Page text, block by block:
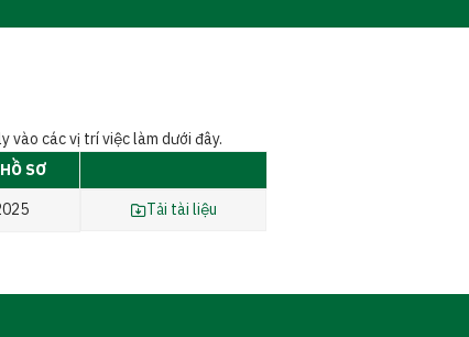
vào các vị trí việc làm dưới đây.
SƠ
Tải tài liệu